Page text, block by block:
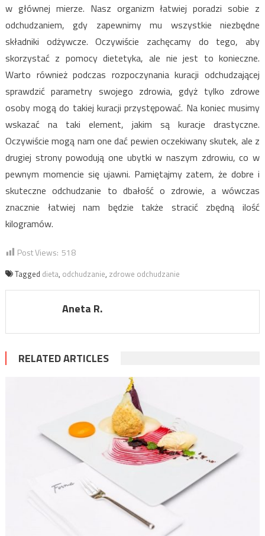
w głównej mierze. Nasz organizm łatwiej poradzi sobie z
odchudzaniem, gdy zapewnimy mu wszystkie niezbędne
składniki odżywcze. Oczywiście zachęcamy do tego, aby
skorzystać z pomocy dietetyka, ale nie jest to konieczne.
Warto również podczas rozpoczynania kuracji odchudzającej
sprawdzić parametry swojego zdrowia, gdyż tylko zdrowe
osoby mogą do takiej kuracji przystępować. Na koniec musimy
wskazać na taki element, jakim są kuracje drastyczne.
Oczywiście mogą nam one dać pewien oczekiwany skutek, ale z
drugiej strony powodują one ubytki w naszym zdrowiu, co w
pewnym momencie się ujawni. Pamiętajmy zatem, że dobre i
skuteczne odchudzanie to dbałość o zdrowie, a wówczas
znacznie łatwiej nam będzie także stracić zbędną ilość
kilogramów.
Post Views: 518
Tagged dieta, odchudzanie, zdrowe odchudzanie
Aneta R.
RELATED ARTICLES